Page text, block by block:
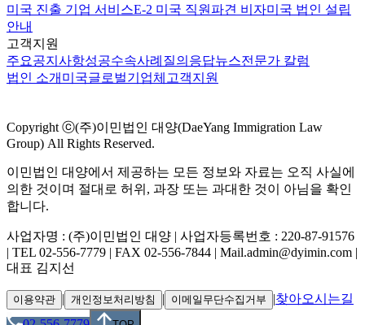
미국 진출 기업 서비스E-2 미국 직원파견 비자미국 법인 설립
안내
고객지원
주요공지사항성공수속사례 질의응답뉴스전문가 칼럼
법인 소개 미국글로벌기업체 고객지원
Copyright ⓒ(주)이민법인 대양(DaeYang Immigration Law
Group) All Rights Reserved.
이민법인 대양에서 제공하는 모든 정보와 자료는 오직 사실에
의한 것이며 절대로 허위, 과장 또는 과대한 것이 아님을 확인
합니다.
사업자명 : (주)이민법인 대양 | 사업자등록번호 : 220-87-91576
| TEL 02-556-7779 | FAX 02-556-7844 | Mail.admin@dyimin.com |
대표 김지선
이용약관 | 개인정보처리방침 | 이메일무단수집거부 |찾아오시는길